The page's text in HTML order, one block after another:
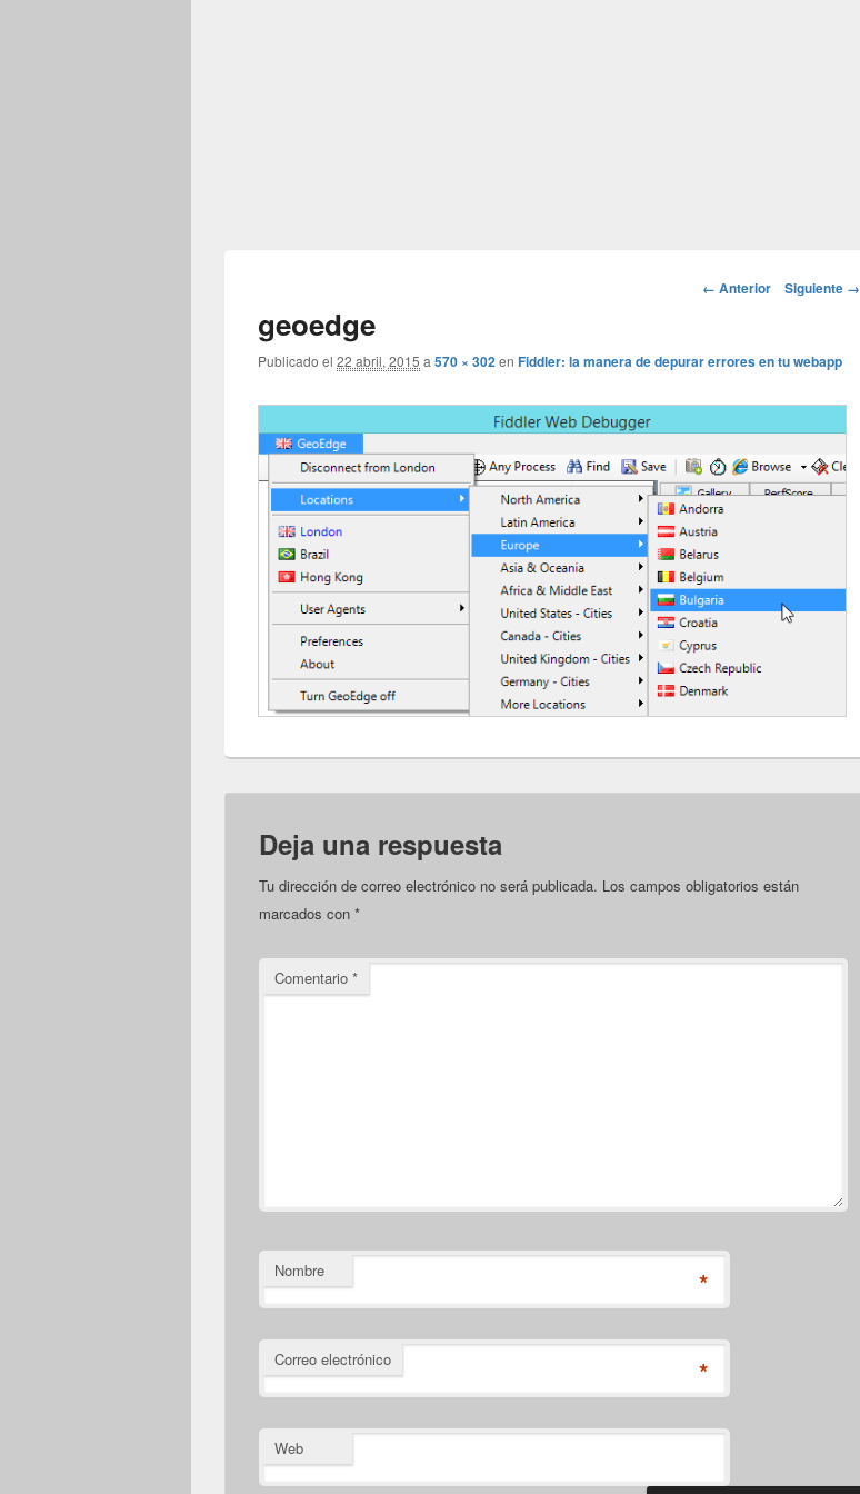
Navegador
← Anterior Siguiente →
geoedge
Publicado el 22 abril, 2015 a 570 × 302en Fiddler: la manera de depurar errores en tu webapp
Deja una respuesta
Tu dirección de correo electrónico no será publicada. Los campos obligatorios están
marcados con *
Comentario *
Nombre *
Correo electrónico *
Web